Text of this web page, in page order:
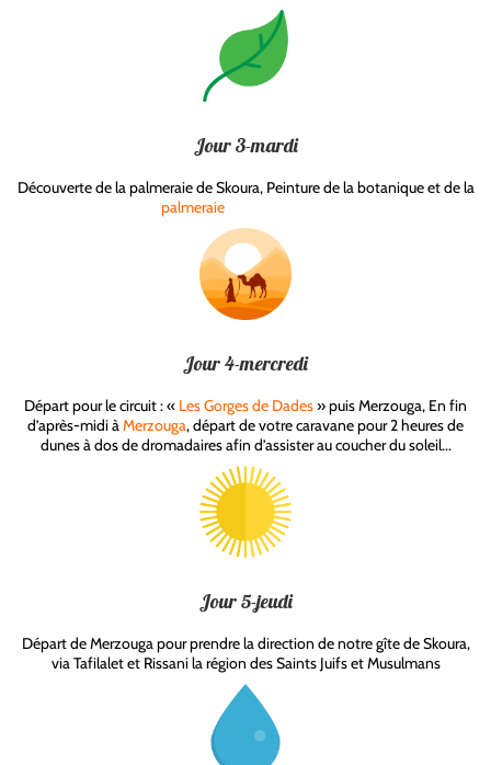
Jour 3-mardi
Découverte de la palmeraie de Skoura, Peinture de la botanique et de la
palmeraie
Jour 4-mercredi
Départ pour le circuit : « Les Gorges de Dades» puis Merzouga, En fin
d’après-midi àMerzouga, départ de votre caravane pour 2 heures de
dunes à dos de dromadaires afin d’assister au coucher du soleil...
Jour 5-jeudi
Départ de Merzouga pour prendre la direction de notre gîte de Skoura,
via Tafilalet et Rissani la région des Saints Juifs et Musulmans